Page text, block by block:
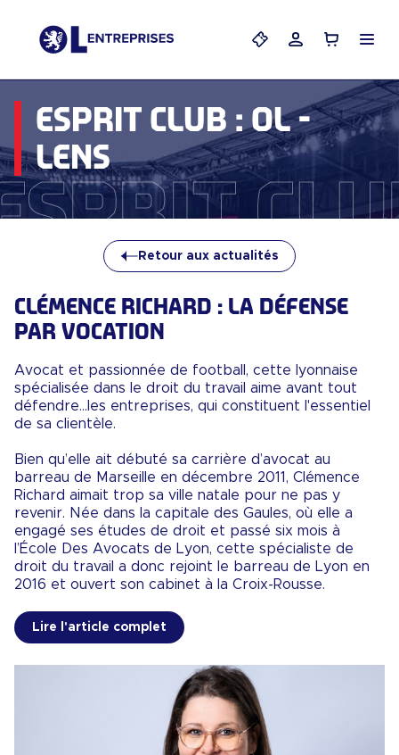
Mes billetsMon compte
PanierMenu
ESPRIT CLUB : OL -
LENS
Retour aux actualités
CLÉMENCE RICHARD : LA DÉFENSE
PAR VOCATION
Avocat et passionnée de football, cette lyonnaise
spécialisée dans le droit du travail aime avant tout
défendre...les entreprises, qui constituent l'essentiel
de sa clientèle.
Bien qu’elle ait débuté sa carrière d’avocat au
barreau de Marseille en décembre 2011, Clémence
Richard aimait trop sa ville natale pour ne pas y
revenir. Née dans la capitale des Gaules, où elle a
engagé ses études de droit et passé six mois à
l’École Des Avocats de Lyon, cette spécialiste de
droit du travail a donc rejoint le barreau de Lyon en
2016 et ouvert son cabinet à la Croix-Rousse.
Lire l'article complet